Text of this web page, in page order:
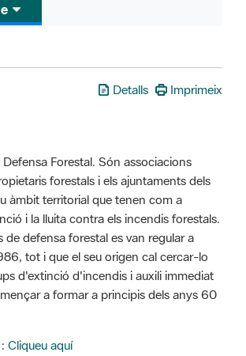
Detalls Imprimeix
Forestal. Són associacions
forestals i els ajuntaments dels
àmbit territorial que tenen com a
i la lluita contra els incendis forestals.
de defensa forestal es van regular a
tot i que el seu origen cal cercar-lo
d'extinció d'incendis i auxili immediat
a formar a principis dels anys 60
Cliqueu aquí